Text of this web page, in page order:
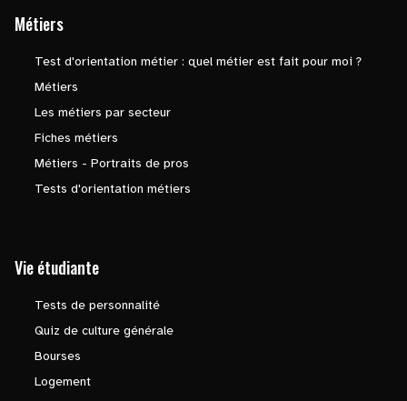
Métiers
Test d'orientation métier : quel métier est fait pour moi ?
Métiers
Les métiers par secteur
Fiches métiers
Métiers - Portraits de pros
Tests d'orientation métiers
Vie étudiante
Tests de personnalité
Quiz de culture générale
Bourses
Logement